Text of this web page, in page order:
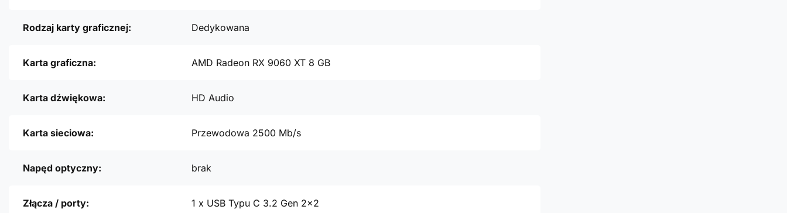
Rodzaj karty graficznej: Dedykowana
Karta graficzna: AMD Radeon RX 9060 XT 8 GB
Karta dźwiękowa: HD Audio
Karta sieciowa: Przewodowa 2500 Mb/s
Napęd optyczny: brak
Złącza / porty:
1 x USB Typu C 3.2 Gen 2x2